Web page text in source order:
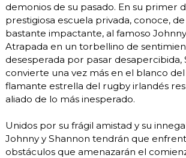
demonios de su pasado. En su primer
prestigiosa escuela privada, conoce,
bastante impactante, al famoso
Atrapada en un torbellino de
desesperada por pasar desapercibida,
convierte una vez más en el blanco
flamante estrella del rugby irlandés
aliado de lo más inesperado.
Unidos por su frágil amistad y su
Johnny y Shannon tendrán que
obstáculos que amenazarán el